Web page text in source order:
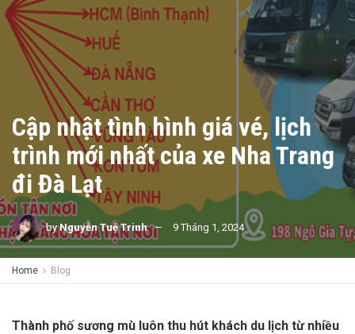
Cập nhật tình hình giá vé, lịch
trình mới nhất của xe Nha Trang
đi Đà Lạt
by Nguyễn Tuệ Trinh 9 Tháng 1, 2024
Home Blog
Thành phố sương mù luôn thu hút khách du lịch từ nhiều